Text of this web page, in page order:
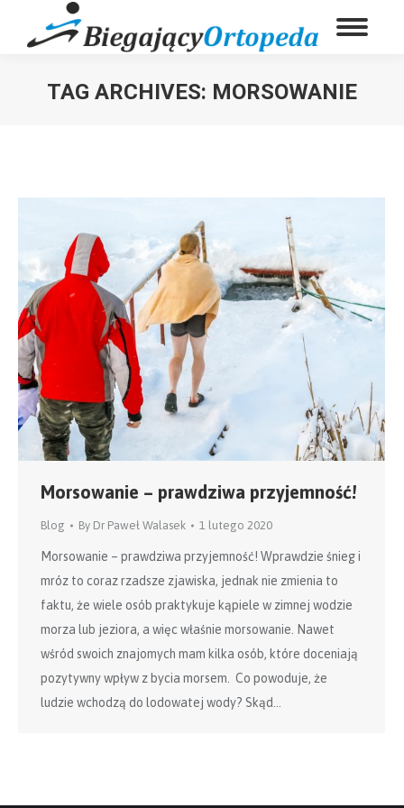
TAG ARCHIVES: MORSOWANIE
Morsowanie – prawdziwa przyjemność!
Blog By Dr Paweł Walasek 1 lutego 2020
Morsowanie – prawdziwa przyjemność! Wprawdzie śnieg i
mróz to coraz rzadsze zjawiska, jednak nie zmienia to
faktu, że wiele osób praktykuje kąpiele w zimnej wodzie
morza lub jeziora, a więc właśnie morsowanie. Nawet
wśród swoich znajomych mam kilka osób, które doceniają
pozytywny wpływ z bycia morsem. Co powoduje, że
ludzie wchodzą do lodowatej wody? Skąd…